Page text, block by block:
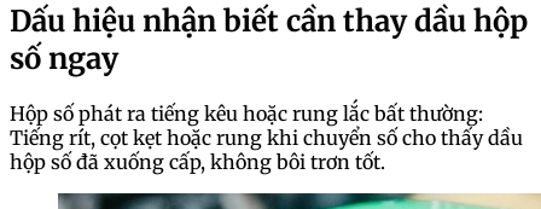
Dấu hiệu nhận biết cần thay dầu hộp
số ngay
Hộp số phát ra tiếng kêu hoặc rung lắc bất thường:
Tiếng rít, cọt kẹt hoặc rung khi chuyển số cho thấy dầu
hộp số đã xuống cấp, không bôi trơn tốt.